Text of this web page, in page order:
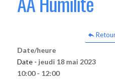
Date/heure
Date - jeudi 18 mai 2023
10:00 - 12:00